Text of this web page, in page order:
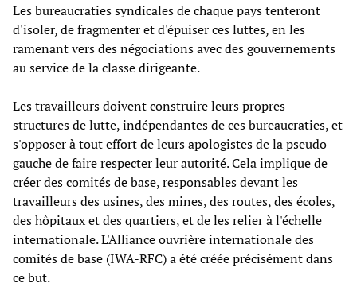
Les bureaucraties syndicales de chaque pays tenteront
d'isoler, de fragmenter et d'épuiser ces luttes, en les
ramenant vers des négociations avec des gouvernements
au service de la classe dirigeante.
Les travailleurs doivent construire leurs propres
structures de lutte, indépendantes de ces bureaucraties, et
s'opposer à tout effort de leurs apologistes de la pseudo-
gauche de faire respecter leur autorité. Cela implique de
créer des comités de base, responsables devant les
travailleurs des usines, des mines, des routes, des écoles,
des hôpitaux et des quartiers, et de les relier à l'échelle
internationale. L'Alliance ouvrière internationale des
comités de base (IWA-RFC) a été créée précisément dans
ce but.